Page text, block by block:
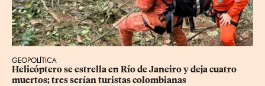
GEOPOLÍTICA
Helicóptero se estrella en Río de Janeiro y deja cuatro
muertos; tres serían turistas colombianas